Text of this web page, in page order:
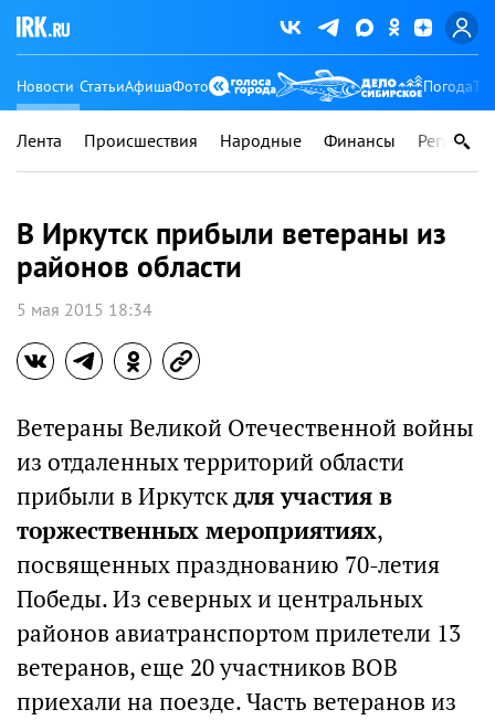
Новости СтатьиАфишаФото Погода
Лента Происшествия Народные Финансы Регионы
В Иркутск прибыли ветераны из
районов области
5 мая 2015 18:34
Ветераны Великой Отечественной войны
из отдаленных территорий области
прибыли в Иркутскдля участия в
торжественных мероприятиях,
посвященных празднованию 70-летия
Победы. Из северных и центральных
районов авиатранспортом прилетели 13
ветеранов, еще 20 участников ВОВ
приехали на поезде. Часть ветеранов из